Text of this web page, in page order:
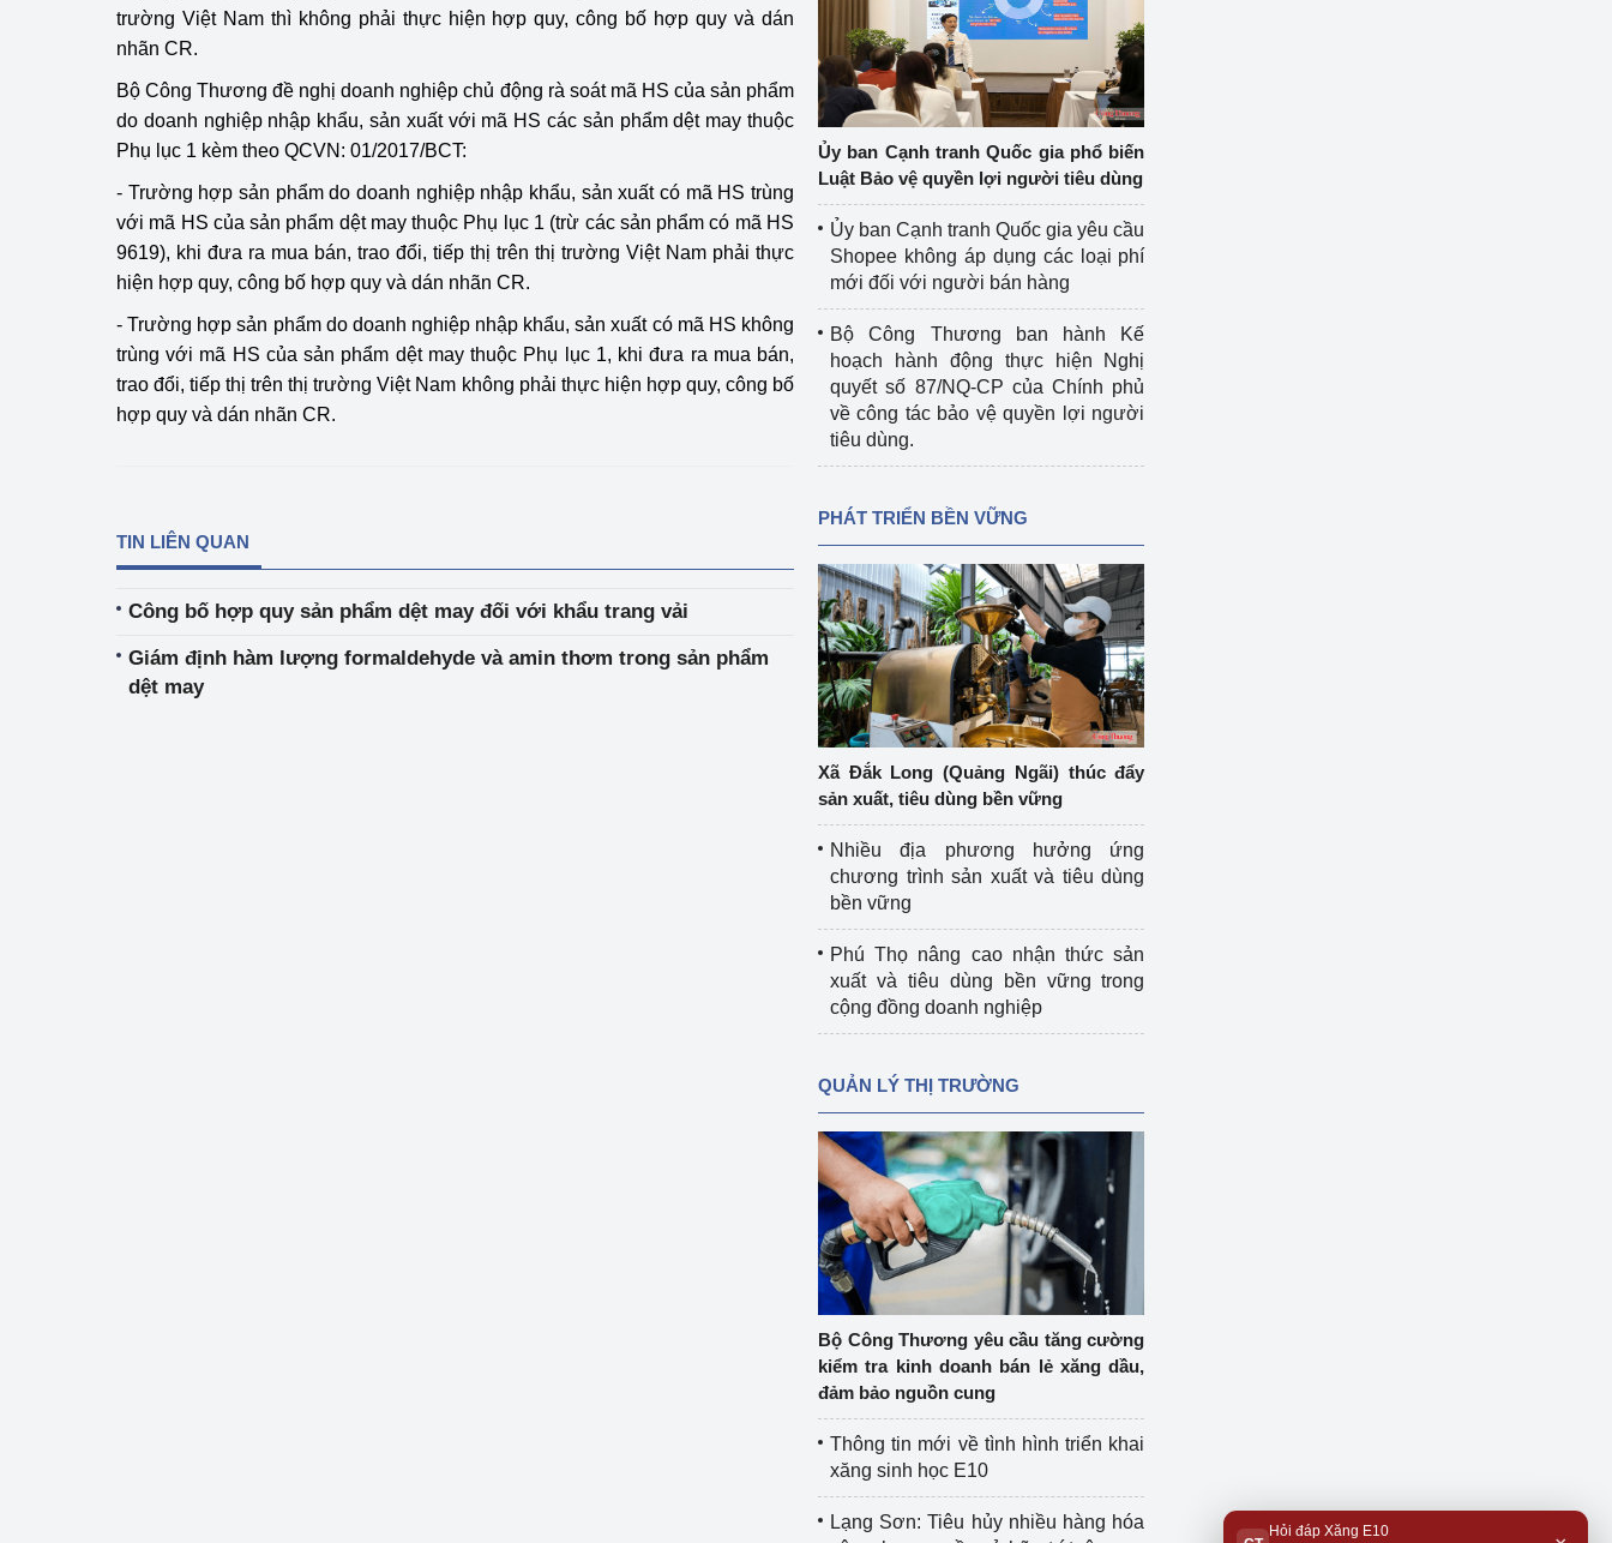
trường Việt Nam thì không phải thực hiện hợp quy, công bố hợp quy và dán
nhãn CR.
Bộ Công Thương đề nghị doanh nghiệp chủ động rà soát mã HS của sản phẩm
do doanh nghiệp nhập khẩu, sản xuất với mã HS các sản phẩm dệt may thuộc
Phụ lục 1 kèm theo QCVN: 01/2017/BCT:
- Trường hợp sản phẩm do doanh nghiệp nhập khẩu, sản xuất có mã HS trùng
với mã HS của sản phẩm dệt may thuộc Phụ lục 1 (trừ các sản phẩm có mã HS
9619), khi đưa ra mua bán, trao đổi, tiếp thị trên thị trường Việt Nam phải thực
hiện hợp quy, công bố hợp quy và dán nhãn CR.
- Trường hợp sản phẩm do doanh nghiệp nhập khẩu, sản xuất có mã HS không
trùng với mã HS của sản phẩm dệt may thuộc Phụ lục 1, khi đưa ra mua bán,
trao đổi, tiếp thị trên thị trường Việt Nam không phải thực hiện hợp quy, công bố
hợp quy và dán nhãn CR.
TIN LIÊN QUAN
Công bố hợp quy sản phẩm dệt may đối với khẩu trang vải
Giám định hàm lượng formaldehyde và amin thơm trong sản phẩm
dệt may
Ủy ban Cạnh tranh Quốc gia phổ biến
Luật Bảo vệ quyền lợi người tiêu dùng
Ủy ban Cạnh tranh Quốc gia yêu cầu
Shopee không áp dụng các loại phí
mới đối với người bán hàng
Bộ Công Thương ban hành Kế
hoạch hành động thực hiện Nghị
quyết số 87/NQ-CP của Chính phủ
về công tác bảo vệ quyền lợi người
tiêu dùng.
PHÁT TRIỂN BỀN VỮNG
Xã Đắk Long (Quảng Ngãi) thúc đẩy
sản xuất, tiêu dùng bền vững
Nhiều địa phương hưởng ứng
chương trình sản xuất và tiêu dùng
bền vững
Phú Thọ nâng cao nhận thức sản
xuất và tiêu dùng bền vững trong
cộng đồng doanh nghiệp
QUẢN LÝ THỊ TRƯỜNG
Bộ Công Thương yêu cầu tăng cường
kiểm tra kinh doanh bán lẻ xăng dầu,
đảm bảo nguồn cung
Thông tin mới về tình hình triển khai
xăng sinh học E10
Lạng Sơn: Tiêu hủy nhiều hàng hóa
Hỏi đáp Xăng E10